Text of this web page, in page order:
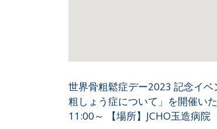
世界骨粗鬆症デー2023 記念イ
粗しょう症について」を開催い
11:00～ 【場所】JCHO玉造病